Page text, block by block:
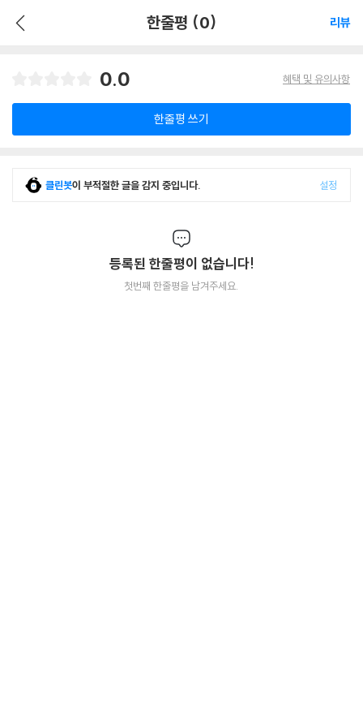
한줄평 (0) 리뷰
0.0 혜택 및 유의사항
한줄평 쓰기
클린봇이 부적절한 글을 감지 중입니다. 설정
등록된 한줄평이 없습니다!
첫번째 한줄평을 남겨주세요.